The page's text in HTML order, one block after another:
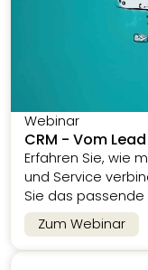
Webinar
CRM - Vom
Erfahren Sie, wie
und Service
Sie das passende
Zum Webinar